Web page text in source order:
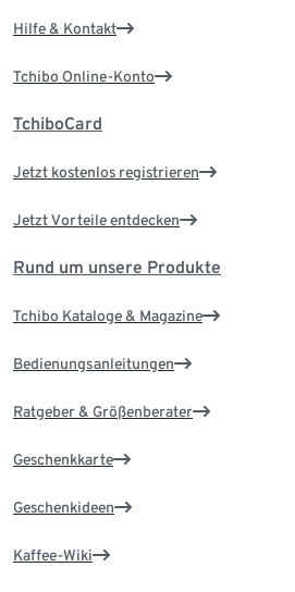
Hilfe & Kontakt
Tchibo Online-Konto
TchiboCard
Jetzt kostenlos registrieren
Jetzt Vorteile entdecken
Rund um unsere Produkte
Tchibo Kataloge & Magazine
Bedienungsanleitungen
Ratgeber & Größenberater
Geschenkkarte
Geschenkideen
Kaffee-Wiki